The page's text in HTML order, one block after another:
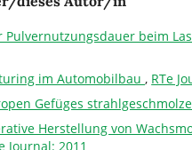
Pulvernutzungsdauer beim
im Automobilbau, RTe
Gefüges
Herstellung von
Journal: 2011